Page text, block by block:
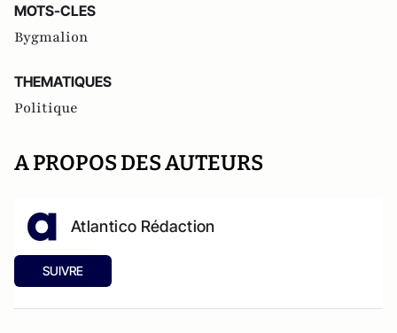
MOTS-CLES
Bygmalion
THEMATIQUES
Politique
A PROPOS DES AUTEURS
Atlantico Rédaction
SUIVRE